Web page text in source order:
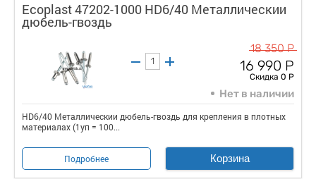
Ecoplast 47202-1000 HD6/40 Металлическии
дюбель-гвоздь
18 350 Р
16 990 Р
Скидка 0 Р
Нет в наличии
HD6/40 Металлическии дюбель-гвоздь для крепления в плотных
материалах (1уп = 100...
Подробнее Корзина